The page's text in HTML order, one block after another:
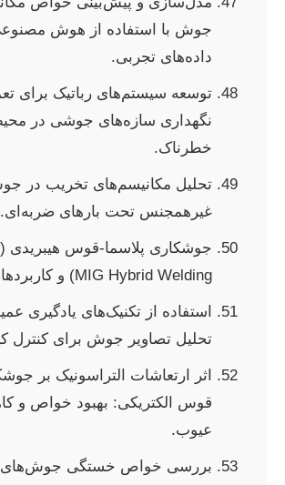
جوش با استفاده از هوش
داده‌های تجربی.
توسعه سیستم‌های رباتیک برای
نگهداری سازه‌های جوشی در
خطرناک.
تحلیل مکانیسم‌های تخریب در
غیرهمجنس تحت بارهای ضربه‌ای.
MIG Hybrid Welding) و کاربردهای آن.
استفاده از تکنیک‌های یادگیری
تحلیل تصاویر جوش برای کنترل
اثر ارتعاشات التراسونیک بر
قوس الکتریکی: بهبود خواص و
عیوب.
بررسی خواص خستگی جوش‌های